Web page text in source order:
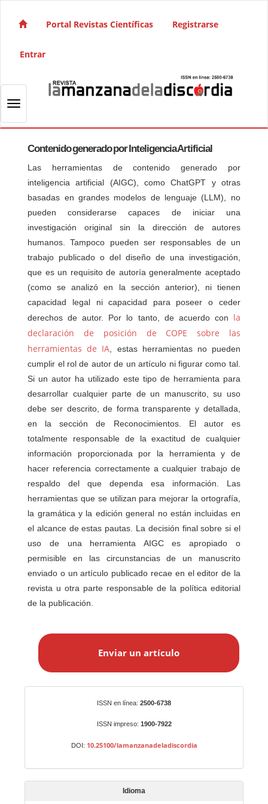
Navegación principal
Barra lateral
Portal Revistas Científicas Registrarse
Entrar
Toggle navigation
Contenido generado por Inteligencia Artificial
Las herramientas de contenido generado por
inteligencia artificial (AIGC), como ChatGPT y otras
basadas en grandes modelos de lenguaje (LLM), no
pueden considerarse capaces de iniciar una
investigación original sin la dirección de autores
humanos. Tampoco pueden ser responsables de un
trabajo publicado o del diseño de una investigación,
que es un requisito de autoría generalmente aceptado
(como se analizó en la sección anterior), ni tienen
capacidad legal ni capacidad para poseer o ceder
derechos de autor. Por lo tanto, de acuerdo con la
declaración de posición de COPE sobre las
herramientas de IA , estas herramientas no pueden
cumplir el rol de autor de un artículo ni figurar como tal.
Si un autor ha utilizado este tipo de herramienta para
desarrollar cualquier parte de un manuscrito, su uso
debe ser descrito, de forma transparente y detallada,
en la sección de Reconocimientos. El autor es
totalmente responsable de la exactitud de cualquier
información proporcionada por la herramienta y de
hacer referencia correctamente a cualquier trabajo de
respaldo del que dependa esa información. Las
herramientas que se utilizan para mejorar la ortografía,
la gramática y la edición general no están incluidas en
el alcance de estas pautas. La decisión final sobre si el
uso de una herramienta AIGC es apropiado o
permisible en las circunstancias de un manuscrito
enviado o un artículo publicado recae en el editor de la
revista u otra parte responsable de la política editorial
de la publicación.
a
t
í
Enviar un artículo
ISSN en línea: 2500-6738
ISSN impreso: 1900-7922
DOI: 10.25100/lamanzanadeladiscordia
Idioma